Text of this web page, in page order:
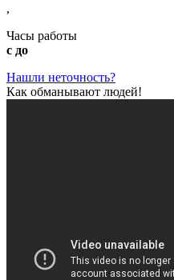
,
Часы работы
с до
Нашли неточность?
Как обманывают людей!